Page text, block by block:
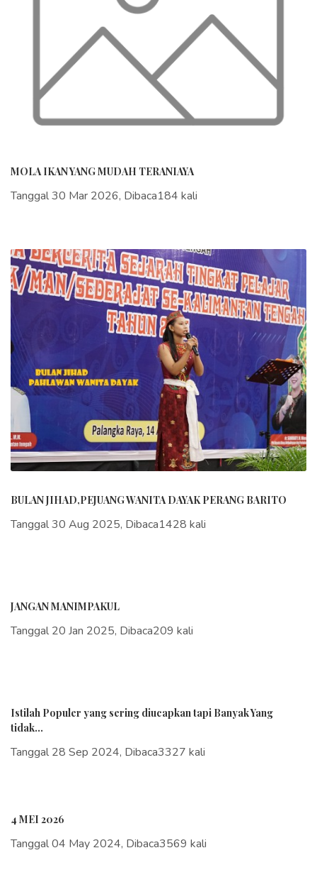
MOLA IKAN YANG MUDAH TERANIAYA
Tanggal 30 Mar 2026, Dibaca184 kali
BULAN JIHAD,PEJUANG WANITA DAYAK PERANG BARITO
Tanggal 30 Aug 2025, Dibaca1428 kali
JANGAN MANIMPAKUL
Tanggal 20 Jan 2025, Dibaca209 kali
Istilah Populer yang sering diucapkan tapi Banyak Yang
tidak...
Tanggal 28 Sep 2024, Dibaca3327 kali
4 MEI 2026
Tanggal 04 May 2024, Dibaca3569 kali